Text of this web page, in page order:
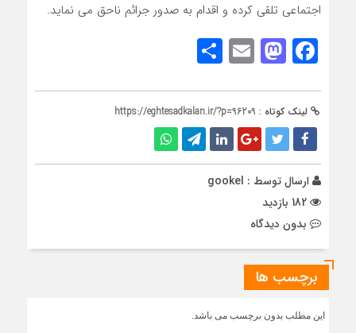
اجتماعی تلقی کرده و اقدام به صدور جرائم ناحق می نماید.
Facebook
Mastodon
Email
لینک کوتاه : https://eghtesadkalan.ir/?p=96209
ارسال توسط : gookel
بدون دیدگاه
برچسب ها
این مطلب بدون برچسب می باشد.